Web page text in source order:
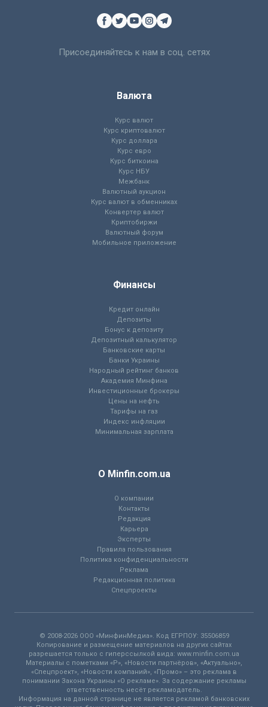
Присоединяйтесь к нам в соц. сетях
Валюта
Курс валют
Курс криптовалют
Курс доллара
Курс евро
Курс биткоина
Курс НБУ
Межбанк
Валютный аукцион
Курс валют в обменниках
Конвертер валют
Криптобиржи
Валютный форум
Мобильное приложение
Финансы
Кредит онлайн
Депозиты
Бонус к депозиту
Депозитный калькулятор
Банковские карты
Банки Украины
Народный рейтинг банков
Академия Минфина
Инвестиционные брокеры
Цены на нефть
Тарифы на газ
Индекс инфляции
Минимальная зарплата
О Minfin.com.ua
О компании
Контакты
Редакция
Карьера
Эксперты
Правила пользования
Политика конфиденциальности
Реклама
Редакционная политика
Спецпроекты
© 2008-2026 ООО «МинфинМедиа». Код ЕГРПОУ: 35506859
Копирование и размещение материалов на других сайтах
разрешается только с гиперссылкой вида: www.minfin.com.ua
Материалы с пометками «Р», «Новости партнёров», «Актуально»,
«Спецпроект», «Новости компаний», «Промо» – это реклама в
понимании Закона Украины «О рекламе». За содержание рекламы
ответственность несёт рекламодатель.
Информация на данной странице не является рекламой банковских